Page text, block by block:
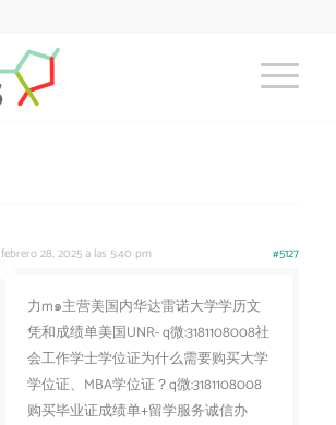
febrero 28, 2025 a las 5:40 pm #5127
力m๑主营美国内华达雷诺大学学历文
凭和成绩单美国UNR- q微:3181108008社
会工作学士学位证为什么需要购买大学
学位证、MBA学位证？q微:3181108008
购买毕业证成绩单+留学服务诚信办